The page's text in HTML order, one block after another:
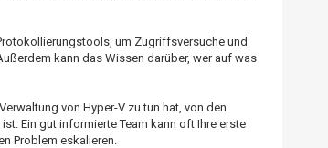
um Zugriffsversuche und
kann das Wissen darüber, wer auf was
von Hyper-V zu tun hat, von den
Ein gut informierte Team kann oft Ihre erste
Problem eskalieren.